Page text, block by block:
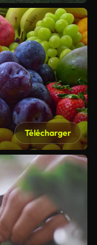
Télécharger